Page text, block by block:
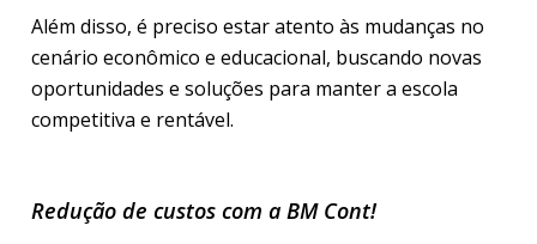
Além disso, é preciso estar atento às mudanças no
cenário econômico e educacional, buscando novas
oportunidades e soluções para manter a escola
competitiva e rentável.
Redução de custos com a BM Cont!